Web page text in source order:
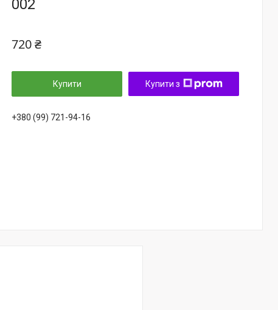
002
720 ₴
Купити Купити з
+380 (99) 721-94-16